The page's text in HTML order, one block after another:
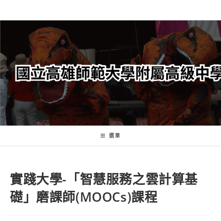
轉
要
內
容
選單
實踐大學-「智慧服務之雲計算基
礎」磨課師(MOOCs)課程